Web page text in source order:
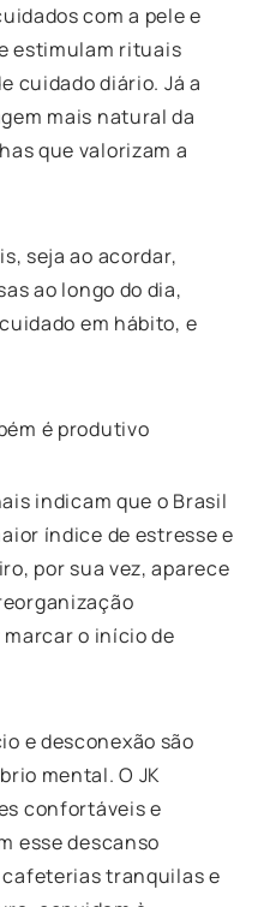
com a pele e
estimulam rituais
cuidado diário. Já a
mais natural da
que valorizam a
seja ao acordar,
ao longo do dia,
em hábito, e
é produtivo
indicam que o Brasil
índice de estresse e
por sua vez, aparece
o início de
e desconexão são
mental. O JK
confortáveis e
esse descanso
tranquilas e